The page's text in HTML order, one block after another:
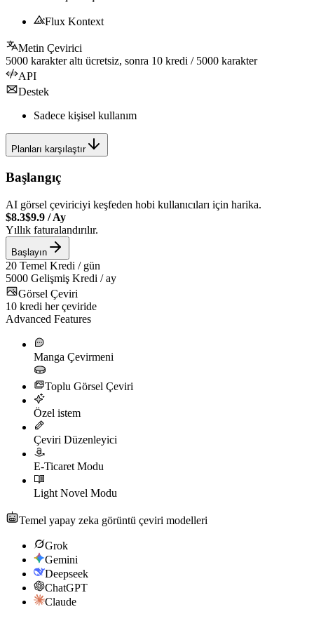
Flux Kontext
Metin Çevirici
5000 karakter altı ücretsiz, sonra 10 kredi / 5000 karakter
API
Destek
Sadece kişisel kullanım
Planları karşılaştır
Başlangıç
AI görsel çeviriciyi keşfeden hobi kullanıcıları için harika.
$8.3$9.9 /Ay
Yıllık faturalandırılır.
Başlayın
20 Temel Kredi / gün
5000 Gelişmiş Kredi / ay
Görsel Çeviri
10 kredi her çeviride
Advanced Features
Manga Çevirmeni
Toplu Görsel Çeviri
Özel istem
Çeviri Düzenleyici
E-Ticaret Modu
Light Novel Modu
Temel yapay zeka görüntü çeviri modelleri
Grok
Gemini
Deepseek
ChatGPT
Claude